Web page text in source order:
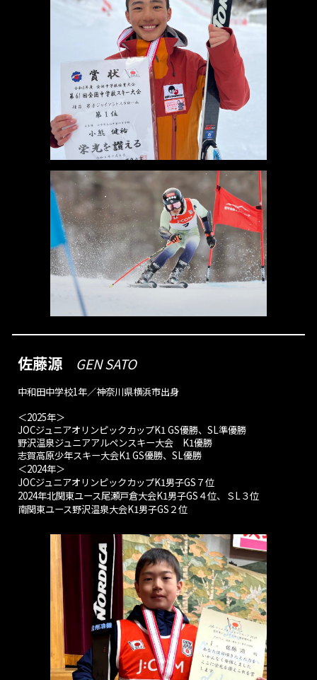
佐藤源 GEN SATO
中和田中学校1年／神奈川県横浜市出身
＜2025年＞
JOCジュニアオリンピックカップK1 GS優勝、SL準優勝
野沢温泉ジュニアアルペンスキー大会 K1優勝
志賀高原少年スキー大会K1 GS優勝、SL優勝
＜2024年＞
JOCジュニアオリンピックカップK1男子GS７位
2024年北関東ユース尾瀬戸倉大会K1男子GS４位、ＳL３位
南関東ユース野沢温泉大会K1男子GS２位